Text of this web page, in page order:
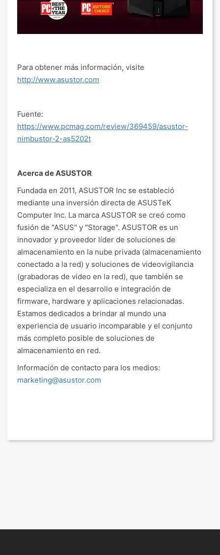
Para obtener más información, visite
http://www.asustor.com
Fuente:
https://www.pcmag.com/review/369459/asustor-
nimbustor-2-as5202t
Acerca de ASUSTOR
Fundada en 2011, ASUSTOR Inc se estableció
mediante una inversión directa de ASUSTeK
Computer Inc. La marca ASUSTOR se creó como
fusión de "ASUS" y "Storage". ASUSTOR es un
innovador y proveedor líder de soluciones de
almacenamiento en la nube privada (almacenamiento
conectado a la red) y soluciones de videovigilancia
(grabadoras de video en la red), que también se
especializa en el desarrollo e integración de
firmware, hardware y aplicaciones relacionadas.
Estamos dedicados a brindar al mundo una
experiencia de usuario incomparable y el conjunto
más completo posible de soluciones de
almacenamiento en red.
Información de contacto para los medios:
marketing@asustor.com